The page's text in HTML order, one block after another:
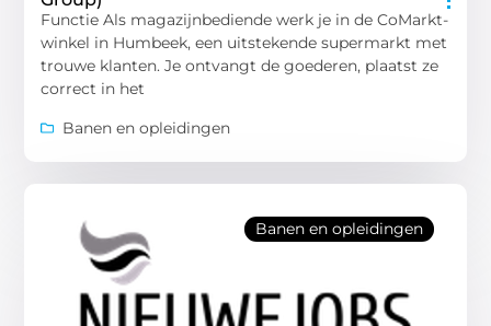
Functie Als magazijnbediende werk je in de CoMarkt-
winkel in Humbeek, een uitstekende supermarkt met
trouwe klanten. Je ontvangt de goederen, plaatst ze
correct in het
Banen en opleidingen
Banen en opleidingen